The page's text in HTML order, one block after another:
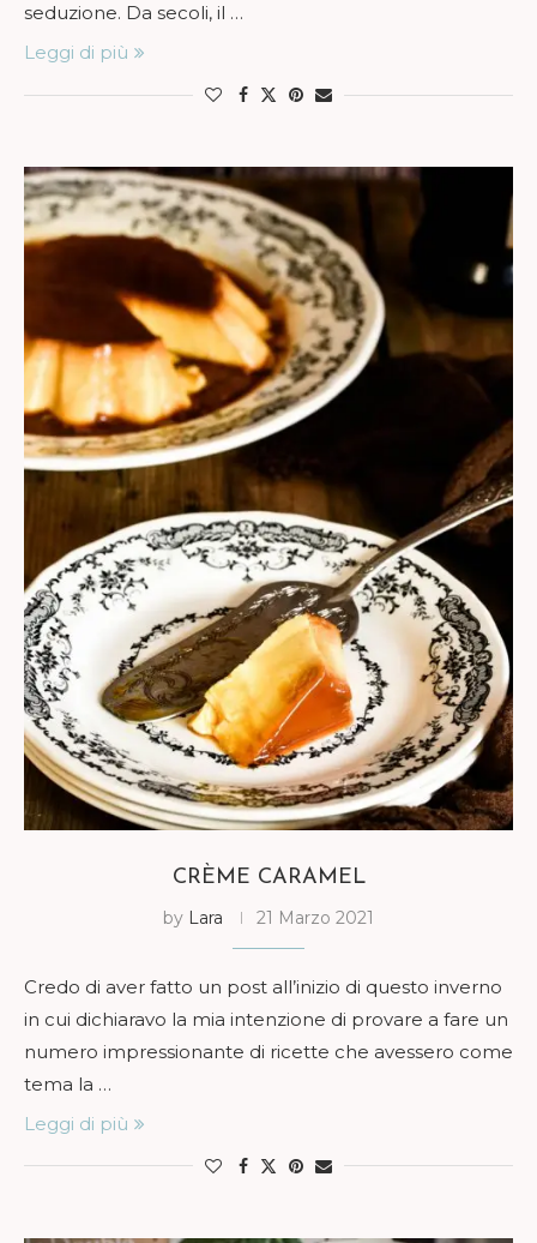
seduzione. Da secoli, il …
Leggi di più
CRÈME CARAMEL
by Lara 21 Marzo 2021
Credo di aver fatto un post all’inizio di questo inverno
in cui dichiaravo la mia intenzione di provare a fare un
numero impressionante di ricette che avessero come
tema la …
Leggi di più